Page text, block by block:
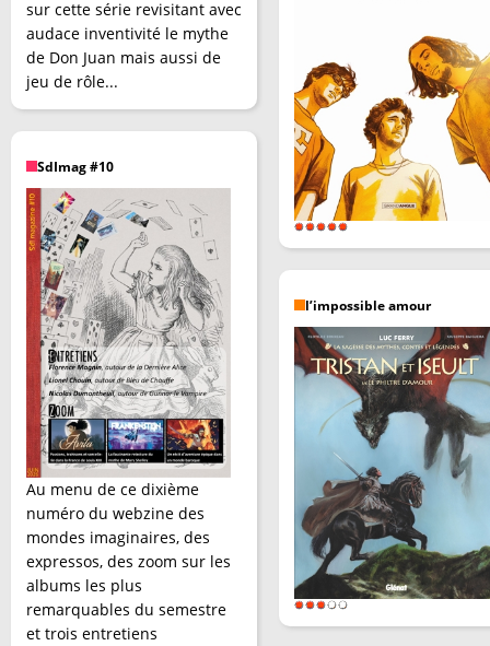
sur cette série revisitant avec
audace inventivité le mythe
de Don Juan mais aussi de
jeu de rôle...
SdImag #10
Au menu de ce dixième
numéro du webzine des
mondes imaginaires, des
expressos, des zoom sur les
albums les plus
remarquables du semestre
et trois entretiens
l’impossible amour